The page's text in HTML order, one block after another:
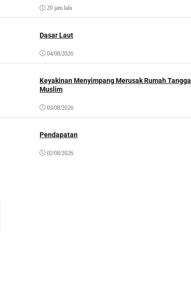
20 jam lalu
Dasar Laut
04/08/2026
Keyakinan Menyimpang Merusak Rumah Tangga
Muslim
03/08/2026
Pendapatan
02/08/2026